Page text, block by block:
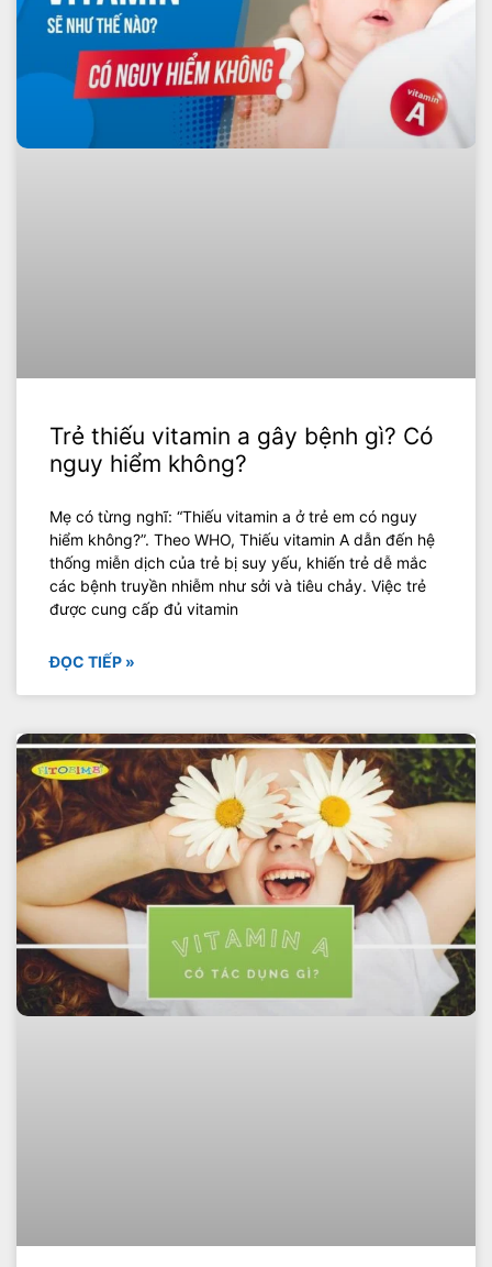
Trẻ thiếu vitamin a gây bệnh gì? Có
nguy hiểm không?
‍Mẹ có từng nghĩ: “Thiếu vitamin a ở trẻ em có nguy
hiểm không?”. Theo WHO, Thiếu vitamin A dẫn đến hệ
thống miễn dịch của trẻ bị suy yếu, khiến trẻ dễ mắc
các bệnh truyền nhiễm như sởi và tiêu chảy. Việc trẻ
được cung cấp đủ vitamin
ĐỌC TIẾP »